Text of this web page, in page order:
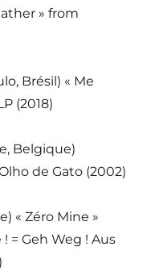
» from
Brésil) « Me
(2018)
Belgique)
de Gato (2002)
« Zéro Mine »
= Geh Weg ! Aus